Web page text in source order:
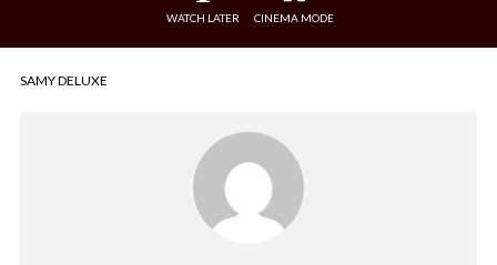
WATCH LATER CINEMA MODE
SAMY DELUXE